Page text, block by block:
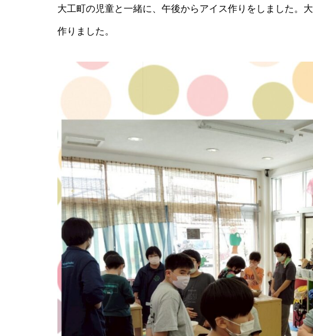
大工町の児童と一緒に、午後からアイス作りをしました。
作りました。